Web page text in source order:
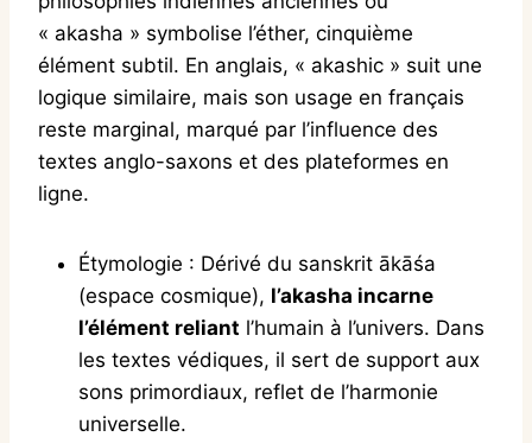
« akasha » symbolise l’éther, cinquième
élément subtil. En anglais, « akashic » suit une
logique similaire, mais son usage en français
reste marginal, marqué par l’influence des
textes anglo-saxons et des plateformes en
ligne.
Étymologie : Dérivé du sanskrit ākāśa
(espace cosmique), l’akasha incarne
l’élément reliant l’humain à l’univers. Dans
les textes védiques, il sert de support aux
sons primordiaux, reflet de l’harmonie
universelle.